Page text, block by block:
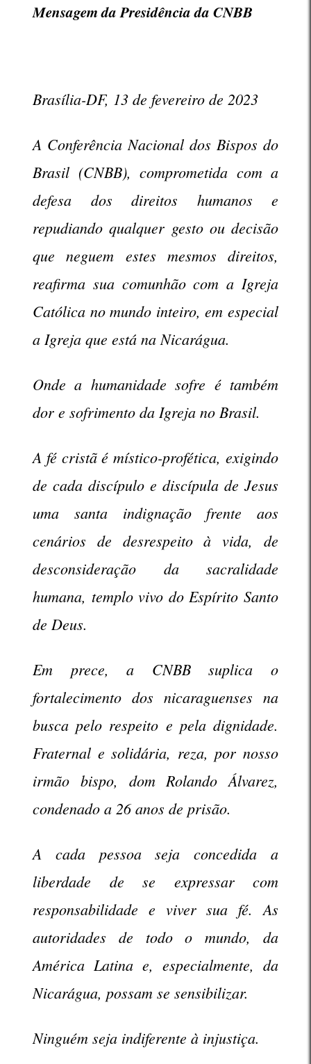
Mensagem da Presidência da CNBB
Brasília-DF, 13 de fevereiro de 2023
A Conferência Nacional dos Bispos do
Brasil (CNBB), comprometida com a
defesa dos direitos humanos e
repudiando qualquer gesto ou decisão
que neguem estes mesmos direitos,
reafirma sua comunhão com a Igreja
Católica no mundo inteiro, em especial
a Igreja que está na Nicarágua.
Onde a humanidade sofre é também
dor e sofrimento da Igreja no Brasil.
A fé cristã é místico-profética, exigindo
de cada discípulo e discípula de Jesus
uma santa indignação frente aos
cenários de desrespeito à vida, de
desconsideração da sacralidade
humana, templo vivo do Espírito Santo
de Deus.
Em prece, a CNBB suplica o
fortalecimento dos nicaraguenses na
busca pelo respeito e pela dignidade.
Fraternal e solidária, reza, por nosso
irmão bispo, dom Rolando Álvarez,
condenado a 26 anos de prisão.
A cada pessoa seja concedida a
liberdade de se expressar com
responsabilidade e viver sua fé. As
autoridades de todo o mundo, da
América Latina e, especialmente, da
Nicarágua, possam se sensibilizar.
Ninguém seja indiferente à injustiça.